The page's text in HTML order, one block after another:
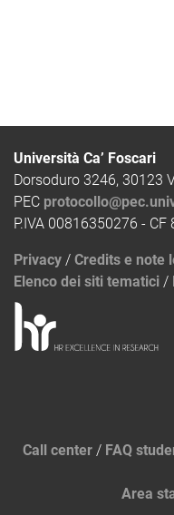
Università Ca’ Foscari
Dorsoduro 3246, 30123
PEC
P.IVA 00816350276 - CF
Privacy / Credits e note
Elenco dei siti tematici /
Call center / FAQ
Area